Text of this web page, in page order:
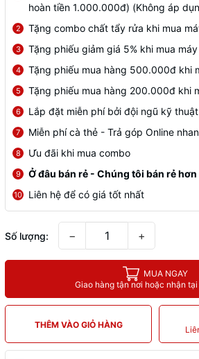
hoàn tiền 1.000.000đ) (Không áp
2 Tặng combo chất tẩy rửa khi mua
3 Tặng phiếu giảm giá 5% khi mua
4 Tặng phiếu mua hàng 500.000đ khi
5 Tặng phiếu mua hàng 200.000đ khi
6 Lắp đặt miễn phí bởi đội ngũ kỹ
7 Miễn phí cà thẻ - Trả góp Online
8 Ưu đãi khi mua combo
9 Ở đâu bán rẻ - Chúng tôi bán rẻ hơn
10 Liên hệ để có giá tốt nhất
Số lượng: − +
MUA NGAY
Giao hàng tận nơi hoặc nhận
THÊM VÀO GIỎ HÀNG